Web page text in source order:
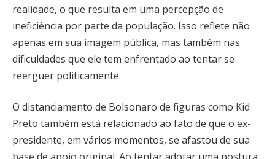
realidade, o que resulta em uma percepção de
ineficiência por parte da população. Isso reflete não
apenas em sua imagem pública, mas também nas
dificuldades que ele tem enfrentado ao tentar se
reerguer politicamente.
O distanciamento de Bolsonaro de figuras como Kid
Preto também está relacionado ao fato de que o ex-
presidente, em vários momentos, se afastou de sua